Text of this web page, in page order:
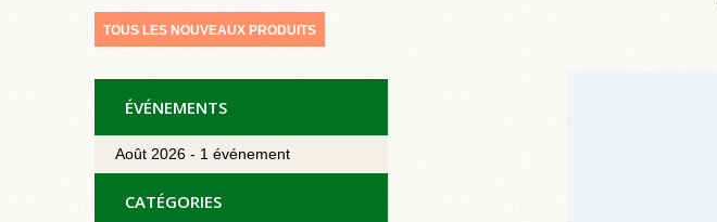
TOUS LES NOUVEAUX PRODUITS
ÉVÉNEMENTS
Août 2026 - 1 événement
CATÉGORIES